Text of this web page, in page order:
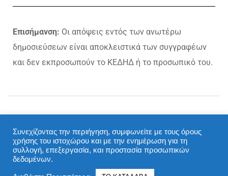
Επισήμανση: Οι απόψεις εντός των ανωτέρω
δημοσιεύσεων είναι αποκλειστικά των συγγραφέων
και δεν εκπροσωπούν το ΚΕΔΗΔ ή το προσωπικό του.
Designed and developed by Alexandros Kyriakidis © 2020,
based on Education Hub by WEN Themes and Wordpress
Proudly powered by WordPress
Συνεχίζοντας την περιήγηση, συμφωνείτε με τους όρους
χρήσης του ιστοχώρου και με την ενημέρωση για τη
συλλογή, επεξεργασία, και προστασία προσωπικών
δεδομένων.